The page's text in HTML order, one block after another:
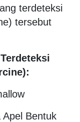
terdeteksi
tersebut
Bentuk